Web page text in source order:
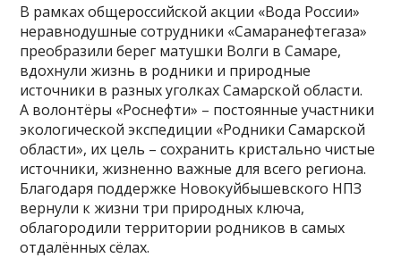
В рамках общероссийской акции «Вода России»
неравнодушные сотрудники «Самаранефтегаза»
преобразили берег матушки Волги в Самаре,
вдохнули жизнь в родники и природные
источники в разных уголках Самарской области.
А волонтёры «Роснефти» – постоянные участники
экологической экспедиции «Родники Самарской
области», их цель – сохранить кристально чистые
источники, жизненно важные для всего региона.
Благодаря поддержке Новокуйбышевского НПЗ
вернули к жизни три природных ключа,
облагородили территории родников в самых
отдалённых сёлах.